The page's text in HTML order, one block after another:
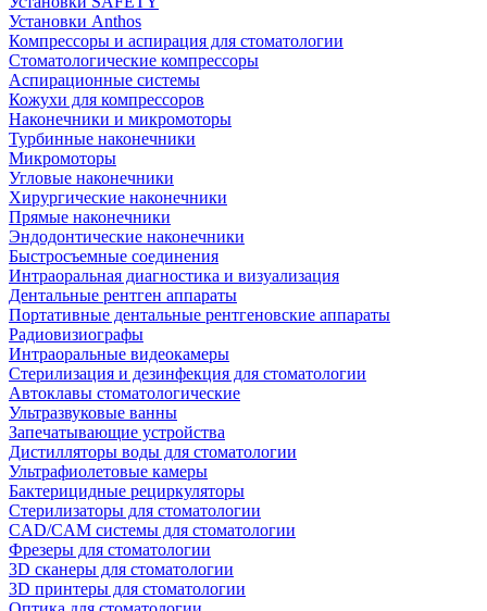
Установки Anthos
Компрессоры и аспирация для стоматологии
Стоматологические компрессоры
Аспирационные системы
Кожухи для компрессоров
Наконечники и микромоторы
Турбинные наконечники
Микромоторы
Угловые наконечники
Хирургические наконечники
Прямые наконечники
Эндодонтические наконечники
Быстросъемные соединения
Интраоральная диагностика и визуализация
Дентальные рентген аппараты
Портативные дентальные рентгеновские аппараты
Радиовизиографы
Интраоральные видеокамеры
Стерилизация и дезинфекция для стоматологии
Автоклавы стоматологические
Ультразвуковые ванны
Запечатывающие устройства
Дистилляторы воды для стоматологии
Ультрафиолетовые камеры
Бактерицидные рециркуляторы
Стерилизаторы для стоматологии
CAD/CAM системы для стоматологии
Фрезеры для стоматологии
3D cканеры для стоматологии
3D принтеры для стоматологии